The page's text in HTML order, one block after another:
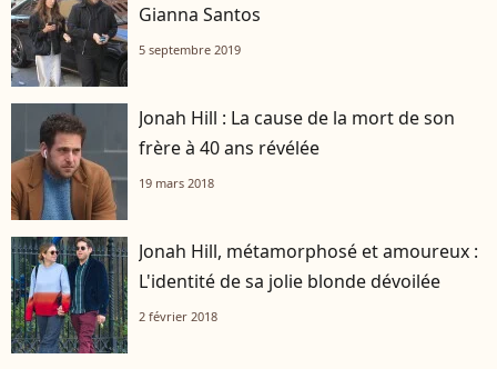
Gianna Santos
5 septembre 2019
Jonah Hill : La cause de la mort de son
frère à 40 ans révélée
19 mars 2018
Jonah Hill, métamorphosé et amoureux :
L'identité de sa jolie blonde dévoilée
2 février 2018